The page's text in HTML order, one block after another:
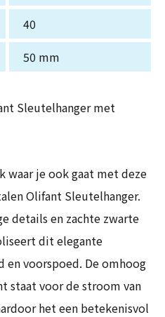
40
50 mm
Sleutelhanger met
je ook gaat met deze
Olifant Sleutelhanger.
details en zachte zwarte
dit elegante
en voorspoed. De omhoog
staat voor de stroom van
het een betekenisvol